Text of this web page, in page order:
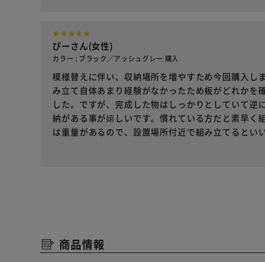
ぴーさん(女性)
カラー : ブラック／アッシュグレー 購入
模様替えに伴い、収納場所を増やすため今回購入し
み立て自体あまり経験がなかったため板がどれかを
した。ですが、完成した物はしっかりとしていて
納がある事が嬉しいです。慣れている方だと素早く
は重量があるので、設置場所付近で組み立てるとい
商品情報